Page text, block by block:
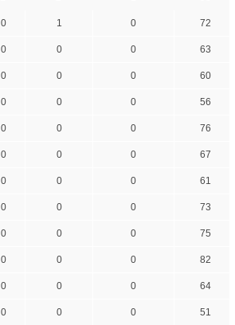
0 1 0
72
0 0 0
63
0 0 0
60
0 0 0
56
0 0 0
76
0 0 0
67
0 0 0
61
0 0 0
73
0 0 0
75
0 0 0
82
0 0 0
64
0 0 0
51